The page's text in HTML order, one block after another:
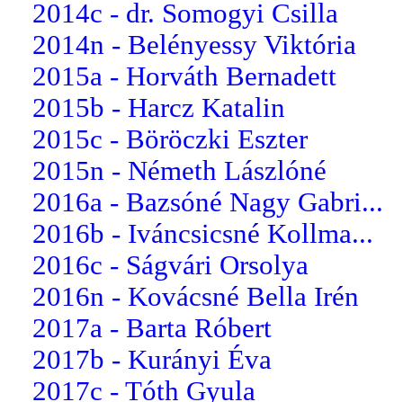
2014c - dr. Somogyi Csilla
2014n - Belényessy Viktória
2015a - Horváth Bernadett
2015b - Harcz Katalin
2015c - Böröczki Eszter
2015n - Németh Lászlóné
2016a - Bazsóné Nagy Gabri...
2016b - Iváncsicsné Kollma...
2016c - Ságvári Orsolya
2016n - Kovácsné Bella Irén
2017a - Barta Róbert
2017b - Kurányi Éva
2017c - Tóth Gyula